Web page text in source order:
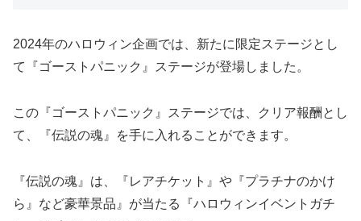
2024年のハロウィン企画では、新たに限定ステージとし
て『ゴーストパニック』ステージが登場しました。
この『ゴーストパニック』ステージでは、クリア報酬とし
て、『伝説の魂』を手に入れることができます。
『伝説の魂』は、『レアチケット』や『プラチナのかけ
ら』など豪華景品』が当たる『ハロウィンイベントガチ